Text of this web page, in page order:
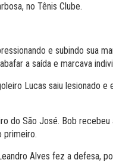
no Tênis Clube.
e subindo sua
a saída e marcava
Lucas saiu lesionado
do São José. Bob
primeiro.
Alves fez a defesa,